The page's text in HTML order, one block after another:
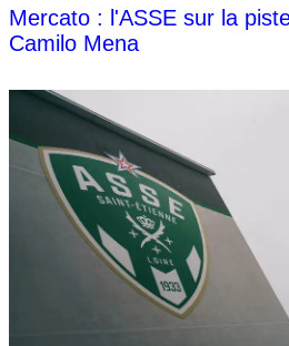
Mercato : l'ASSE sur la
Camilo Mena